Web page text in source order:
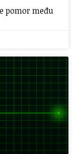
pomor među